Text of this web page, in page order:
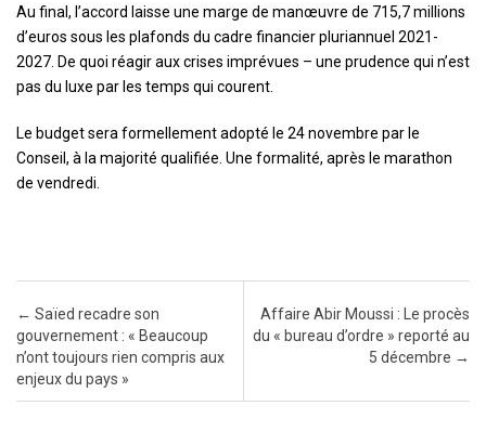
Au final, l’accord laisse une marge de manœuvre de 715,7 millions
d’euros sous les plafonds du cadre financier pluriannuel 2021-
2027. De quoi réagir aux crises imprévues – une prudence qui n’est
pas du luxe par les temps qui courent.
Le budget sera formellement adopté le 24 novembre par le
Conseil, à la majorité qualifiée. Une formalité, après le marathon
de vendredi.
Post navigation
← Saïed recadre son
gouvernement : « Beaucoup
n’ont toujours rien compris aux
enjeux du pays »
Affaire Abir Moussi : Le procès
du « bureau d’ordre » reporté au
5 décembre →